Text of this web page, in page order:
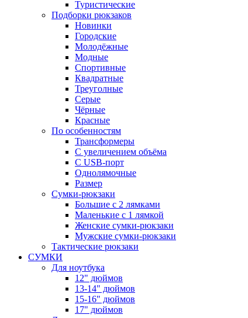
Туристические
Подборки рюкзаков
Новинки
Городские
Молодёжные
Модные
Спортивные
Квадратные
Треуголные
Серые
Чёрные
Красные
По особенностям
Трансформеры
С увеличением объёма
С USB-порт
Однолямочные
Размер
Сумки-рюкзаки
Большие с 2 лямками
Маленькие с 1 лямкой
Женские сумки-рюкзаки
Мужские сумки-рюкзаки
Тактические рюкзаки
СУМКИ
Для ноутбука
12" дюймов
13-14" дюймов
15-16" дюймов
17" дюймов